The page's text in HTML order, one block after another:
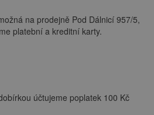
na prodejně Pod Dálnicí 957/5,
platební a kreditní karty.
účtujeme poplatek 100 Kč